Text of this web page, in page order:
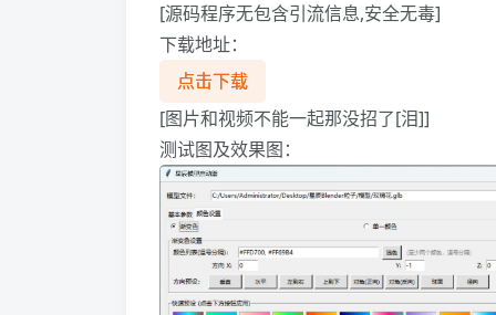
[源码程序无包含引流信息,安全无毒]
下载地址：
点击下载
[图片和视频不能一起那没招了[泪]]
测试图及效果图：